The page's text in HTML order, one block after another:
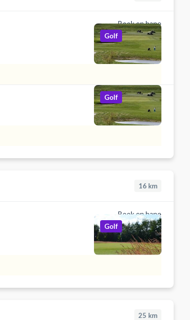
Book en bane
Golf
Golf
16 km
Book en bane
Golf
25 km